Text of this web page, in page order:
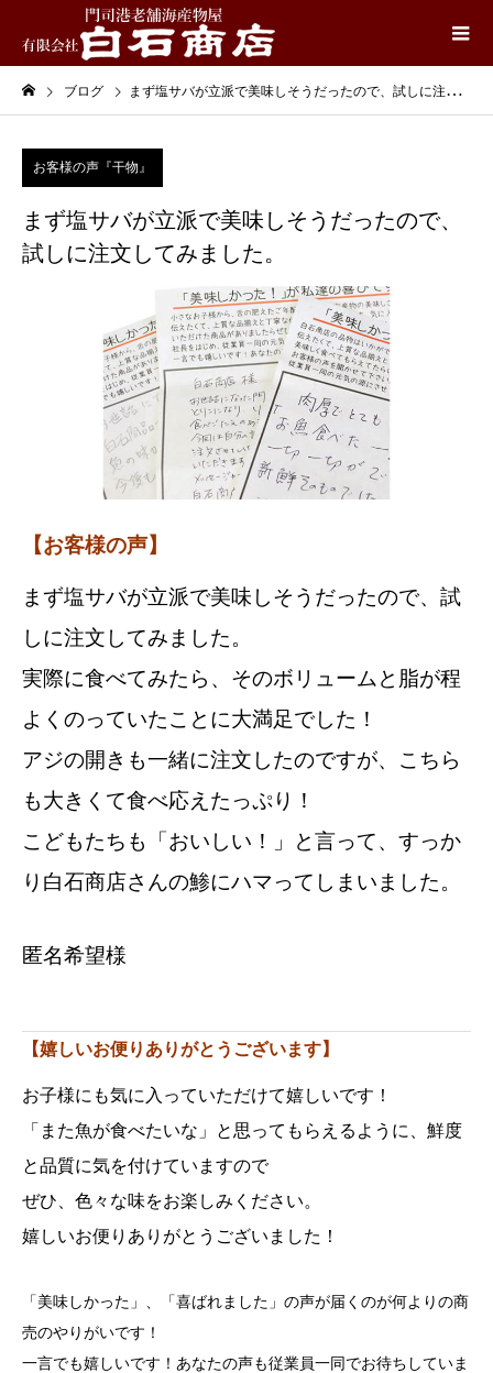
ブログ まず塩サバが立派で美味しそうだったので、試しに注文してみました。
お客様の声『干物』
まず塩サバが立派で美味しそうだったので、
試しに注文してみました。
【お客様の声】
まず塩サバが立派で美味しそうだったので、試
しに注文してみました。
実際に食べてみたら、そのボリュームと脂が程
よくのっていたことに大満足でした！
アジの開きも一緒に注文したのですが、こちら
も大きくて食べ応えたっぷり！
こどもたちも「おいしい！」と言って、すっか
り白石商店さんの鯵にハマってしまいました。
匿名希望様
【嬉しいお便りありがとうございます】
お子様にも気に入っていただけて嬉しいです！
「また魚が食べたいな」と思ってもらえるように、鮮度
と品質に気を付けていますので
ぜひ、色々な味をお楽しみください。
嬉しいお便りありがとうございました！
「美味しかった」、「喜ばれました」の声が届くのが何よりの商
売のやりがいです！
一言でも嬉しいです！あなたの声も従業員一同でお待ちしていま